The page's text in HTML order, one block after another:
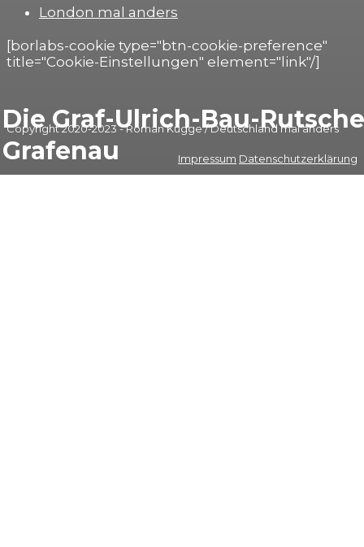
Die Graf-Ulrich-Bau-
Grafenau
London mal anders
[borlabs-cookie type="btn-cookie-preference"
title="Cookie-Einstellungen" element="link"/]
Copyright 2020-2023 - Roman Kugge / Deutschland mal anders
Impressum Datenschutzerklärung